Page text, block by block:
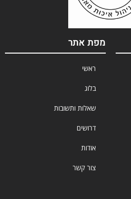
מפת אתר
ראשי
בלוג
שאלות ותשובות
דרושים
אודות
צור קשר